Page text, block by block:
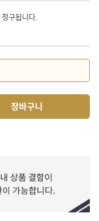
구됩니다.
장바구니